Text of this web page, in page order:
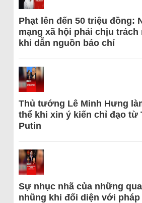
Phạt lên đến 50 triệu đồng:
mạng xã hội phải chịu trách
khi dẫn nguồn báo chí
Thủ tướng Lê Minh Hưng
thể khi xin ý kiến chỉ đạo từ
Putin
Sự nhục nhã của những
nhũng khi đối diện với pháp